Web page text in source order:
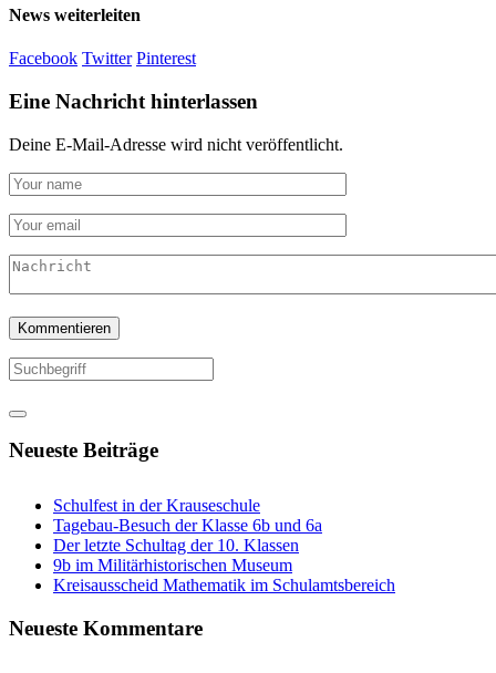
News weiterleiten
Facebook Twitter Pinterest
Eine Nachricht hinterlassen
Deine E-Mail-Adresse wird nicht veröffentlicht.
Neueste Beiträge
Schulfest in der Krauseschule
Tagebau-Besuch der Klasse 6b und 6a
Der letzte Schultag der 10. Klassen
9b im Militärhistorischen Museum
Kreisausscheid Mathematik im Schulamtsbereich
Neueste Kommentare